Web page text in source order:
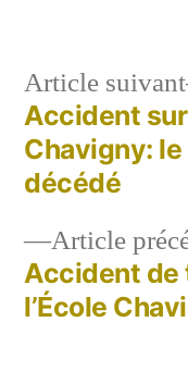
de
l’article
Article
Accident de
l’École
Article suivant
Accident
Chavigny:
décédé